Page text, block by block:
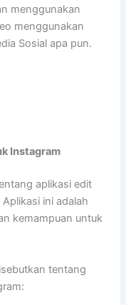
menggunakan
menggunakan
Sosial apa pun.
Instagram
aplikasi edit
ini adalah
kemampuan untuk
tentang